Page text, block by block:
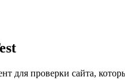
для проверки сайта,